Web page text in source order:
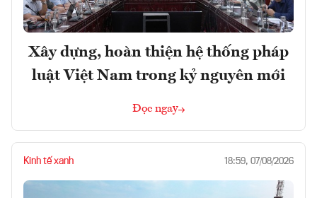
Xây dựng, hoàn thiện hệ thống pháp
luật Việt Nam trong kỷ nguyên mới
Đọc ngay
Kinh tế xanh 18:59, 07/08/2026